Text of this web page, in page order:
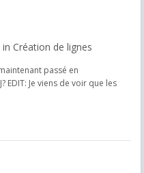
Création de lignes
passé en
EDIT: Je viens de voir que les